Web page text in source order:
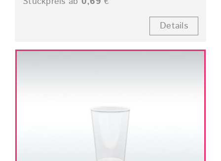
Details